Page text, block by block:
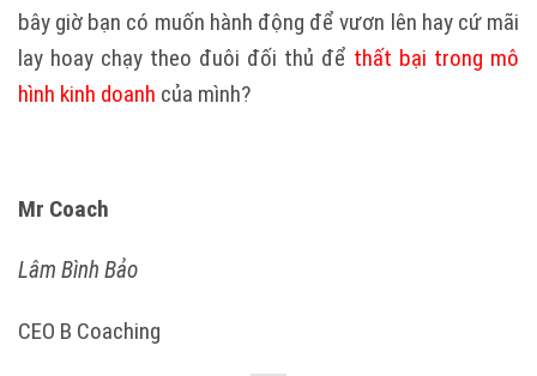
bây giờ bạn có muốn hành động để vươn lên hay cứ mãi
lay hoay chạy theo đuôi đối thủ để thất bại trong mô
hình kinh doanh của mình?
Mr Coach
Lâm Bình Bảo
CEO B Coaching